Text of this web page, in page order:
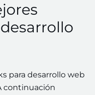
para desarrollo web
continuación